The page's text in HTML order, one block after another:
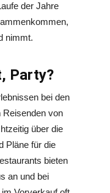
der Jahre
nimmt.
Party?
bei den
Reisenden von
über die
Pläne für die
bieten
an und bei